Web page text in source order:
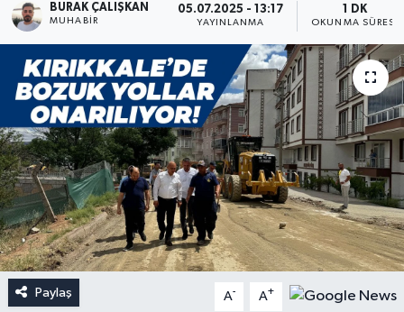
BURAK ÇALIŞKAN
MUHABIR
05.07.2025 - 13:17
YAYINLANMA
1 DK
OKUNMA SÜRESI
Paylaş A- A+